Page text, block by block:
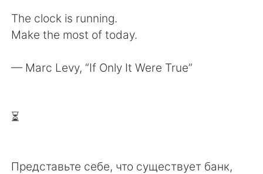
The clock is running.
Make the most of today.
— Marc Levy, “If Only It Were True”
⏳
Представьте себе, что существует банк,